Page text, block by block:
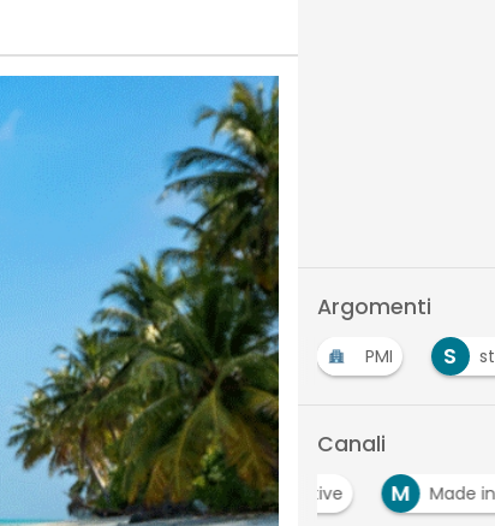
Argomenti
PMI S
Canali
Executive M Made